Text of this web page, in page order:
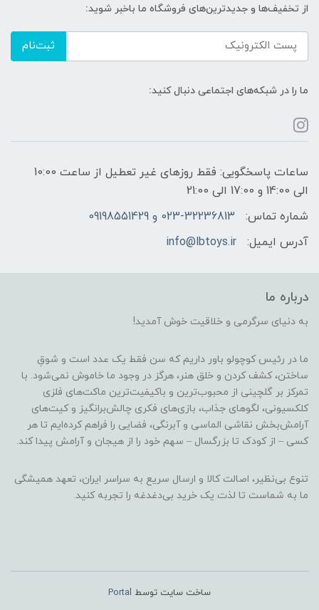
از تخفیف‌ها و جدیدترین‌های فروشگاه ما باخبر شوید:
ثبت‌نام
ما را در شبکه‌های اجتماعی دنبال کنید:
ساعات پاسخگویی: فقط روزهای غیر تعطیل از ساعت 10:00
الی 14:00 و 17:00 الی 21:00
شماره تماس:
023-32236813 و 09198551429
آدرس ایمیل:
info@lbtoys.ir
درباره ما
به دنیای سرگرمی و خلاقیت خوش آمدید!
ما در رئیس کوچولو باور داریم که سن فقط یک عدد است و شوقِ
ساختن، کشف کردن و خلق هنر، هرگز در وجود ما خاموش نمی‌شود. با
تمرکز بر گلچینی از محبوب‌ترین و باکیفیت‌ترین ماکت‌های فلزی
کلکسیونی، لگوهای جذاب، بازی‌های فکری چالش‌برانگیز و کیت‌های
آرامش‌بخش نقاشی الماسی و آبرنگی، فضایی را فراهم کرده‌ایم تا هر
کسی – از کودک تا بزرگسال – سهم خود را از هیجان و آرامش پیدا کند.
تنوع بی‌نظیر، اصالت کالا و ارسال سریع به سراسر ایران، تعهد همیشگی
ما به شماست تا لذت یک خرید بی‌دغدغه را تجربه کنید.
ساخت سایت توسط Portal